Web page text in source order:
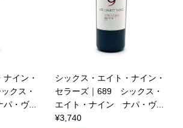
イン・
クス・
・ヴ...
シックス・エイト・ナイン・
セラーズ｜689 シックス・
エイト・ナイン ナパ・ヴ...
¥3,740